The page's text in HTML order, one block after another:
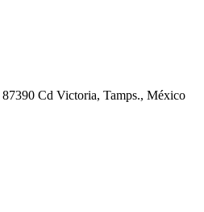
Cd Victoria, Tamps., México